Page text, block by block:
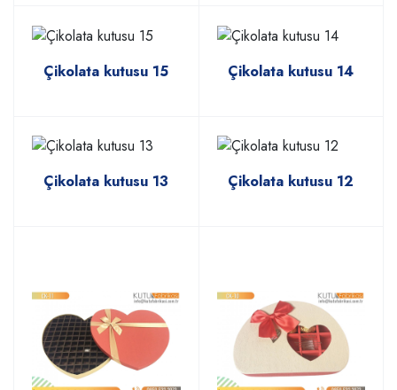
Çikolata kutusu 15 Çikolata kutusu 14
Çikolata kutusu 13 Çikolata kutusu 12